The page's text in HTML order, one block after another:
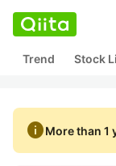
Trend Stock
infoMore than 1